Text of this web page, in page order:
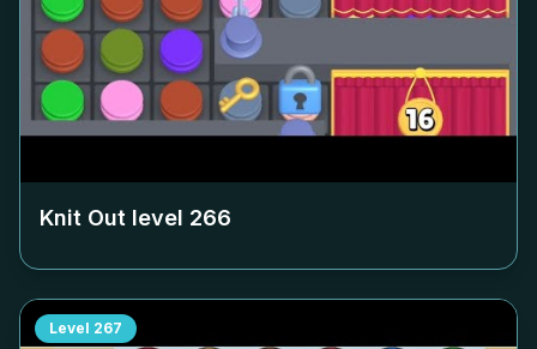
Knit Out level 266
Level 267